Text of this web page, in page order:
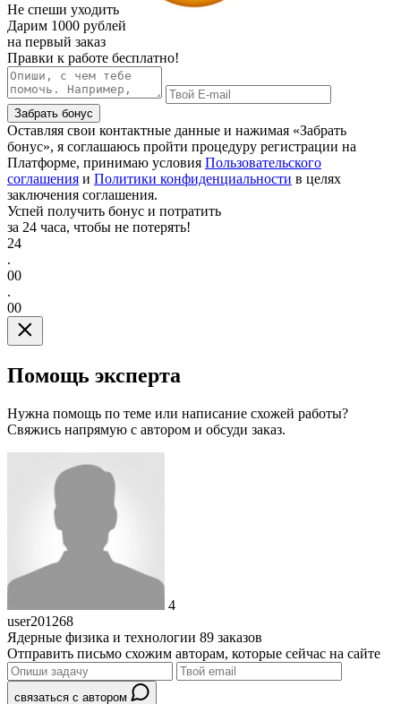
Не спеши уходить
Дарим 1000 рублей
на первый заказ
Правки к работе бесплатно!
Забрать бонус
Оставляя свои контактные данные и нажимая «Забрать
бонус», я соглашаюсь пройти процедуру регистрации на
Платформе, принимаю условия Пользовательского
соглашения и Политики конфиденциальности в целях
заключения соглашения.
Успей получить бонус и потратить
за 24 часа, чтобы не потерять!
24
.
00
.
00
Помощь эксперта
Нужна помощь по теме или написание схожей работы?
Свяжись напрямую с автором и обсуди заказ.
4
user201268
Ядерные физика и технологии 89 заказов
Отправить письмо схожим авторам, которые сейчас на сайте
связаться с автором